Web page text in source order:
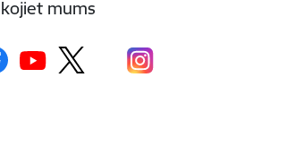
mums